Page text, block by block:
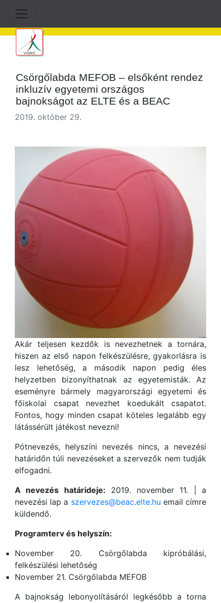
Csörgőlabda MEFOB – elsőként rendez
inkluzív egyetemi országos
bajnokságot az ELTE és a BEAC
2019. október 29.
Akár teljesen kezdők is nevezhetnek a tornára,
hiszen az első napon felkészülésre, gyakorlásra is
lesz lehetőség, a második napon pedig éles
helyzetben bizonyíthatnak az egyetemisták. Az
eseményre bármely magyarországi egyetemi és
főiskolai csapat nevezhet koedukált csapatot.
Fontos, hogy minden csapat köteles legalább egy
látássérült játékost nevezni!
Pótnevezés, helyszíni nevezés nincs, a nevezési
határidőn túli nevezéseket a szervezők nem tudják
elfogadni.
A nevezés határideje: 2019. november 11. | a
nevezési lap a szervezes@beac.elte.hu email címre
küldendő.
Programterv és helyszín:
November 20. Csörgőlabda kipróbálási,
felkészülési lehetőség
November 21. Csörgőlabda MEFOB
A bajnokság lebonyolításáról legkésőbb a torna